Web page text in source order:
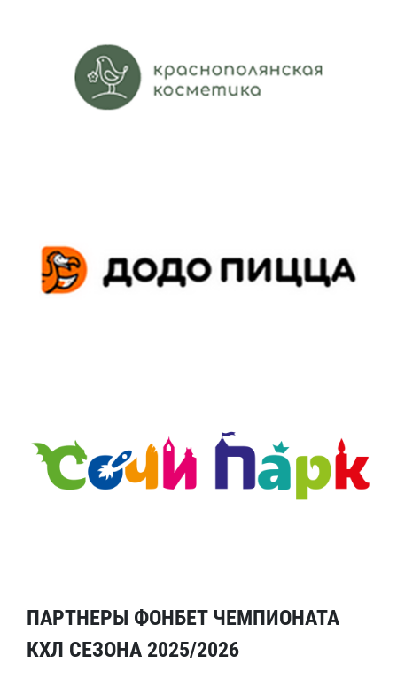
ПАРТНЕРЫ ФОНБЕТ ЧЕМПИОНАТА
КХЛ СЕЗОНА 2025/2026